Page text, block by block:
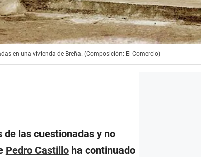
en una vivienda de Breña. (Composición: El Comercio)
las cuestionadas y no
Pedro Castilloha continuado